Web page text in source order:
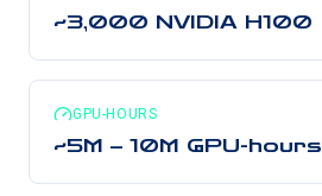
~3,000 NVIDIA H100
GPU-HOURS
~5M – 10M GPU-hours